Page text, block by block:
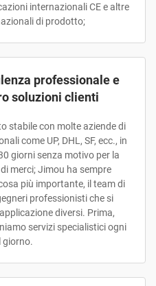
internazionali CE e altre
di prodotto;
professionale e
soluzioni clienti
stabile con molte aziende di
come UP, DHL, SF, ecc., in
giorni senza motivo per la
merci; Jimou ha sempre
più importante, il team di
professionisti che si
diversi. Prima,
servizi specialistici ogni
giorno.